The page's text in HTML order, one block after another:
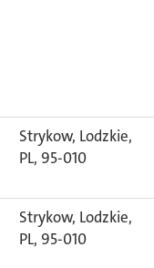
Strykow, Lodzkie,
PL, 95-010
Strykow, Lodzkie,
PL, 95-010